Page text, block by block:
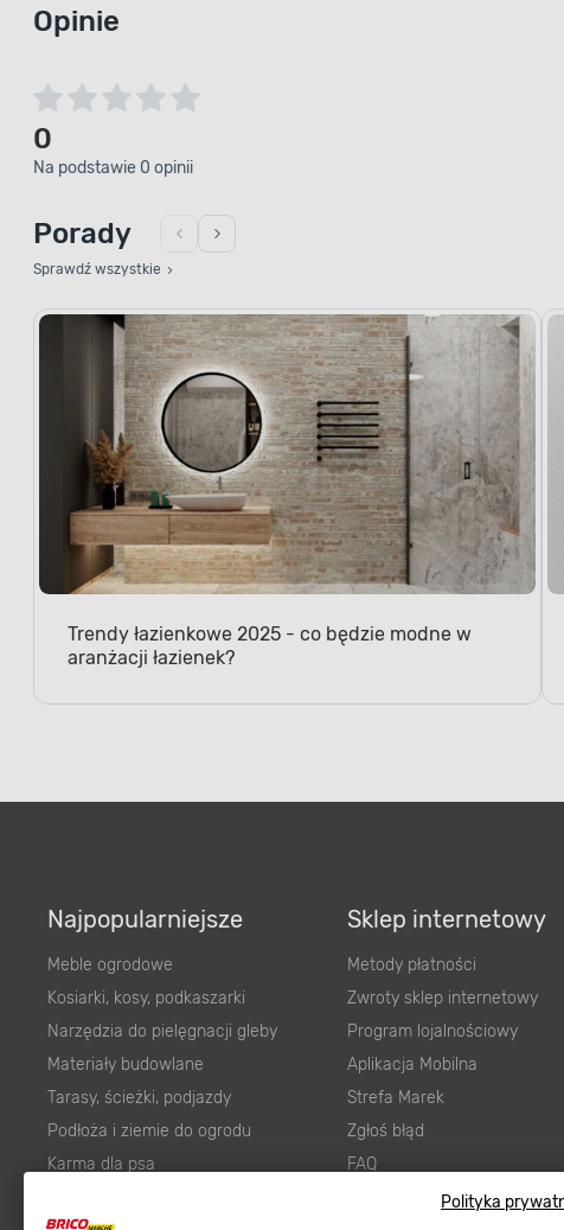
Polityka
Opinie
0
Na podstawie 0 opinii
Porady
Sprawdź wszystkie
Trendy łazienkowe 2025 - co będzie modne w
aranżacji łazienek?
Najpopularniejsze
Meble ogrodowe
Kosiarki, kosy, podkaszarki
Narzędzia do pielęgnacji gleby
Materiały budowlane
Tarasy, ścieżki, podjazdy
Podłoża i ziemie do ogrodu
Karma dla psa
Sklep internetowy
Metody płatności
Zwroty sklep internetowy
Program lojalnościowy
Aplikacja Mobilna
Strefa Marek
Zgłoś błąd
FAQ
Prawny obowiązek